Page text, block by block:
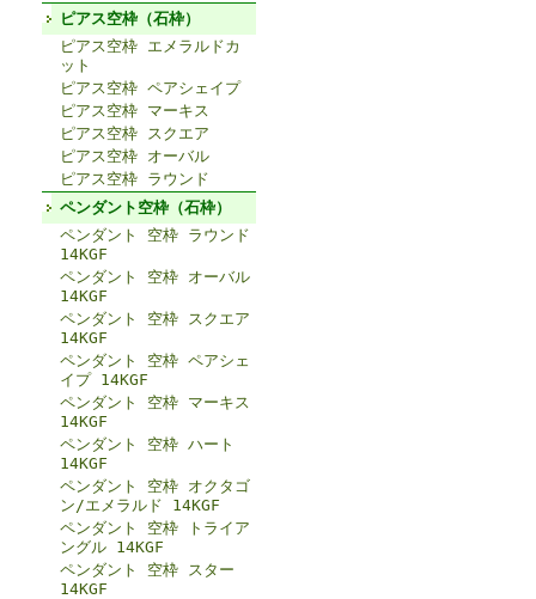
ピアス空枠（石枠）
ピアス空枠 エメラルドカ
ット
ピアス空枠 ペアシェイプ
ピアス空枠 マーキス
ピアス空枠 スクエア
ピアス空枠 オーバル
ピアス空枠 ラウンド
ペンダント空枠（石枠）
ペンダント 空枠 ラウンド
14KGF
ペンダント 空枠 オーバル
14KGF
ペンダント 空枠 スクエア
14KGF
ペンダント 空枠 ペアシェ
イプ 14KGF
ペンダント 空枠 マーキス
14KGF
ペンダント 空枠 ハート
14KGF
ペンダント 空枠 オクタゴ
ン/エメラルド 14KGF
ペンダント 空枠 トライア
ングル 14KGF
ペンダント 空枠 スター
14KGF